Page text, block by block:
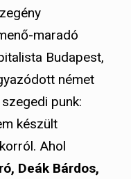
maradó
Budapest,
német
punk:
készült
Ahol
Deák Bárdos,